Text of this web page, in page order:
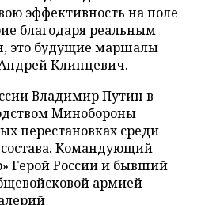
эффективность на поле
благодаря реальным
это будущие маршалы
Клинцевич.
Владимир Путин в
Минобороны
перестановках среди
Командующий
Герой России и бывший
армией